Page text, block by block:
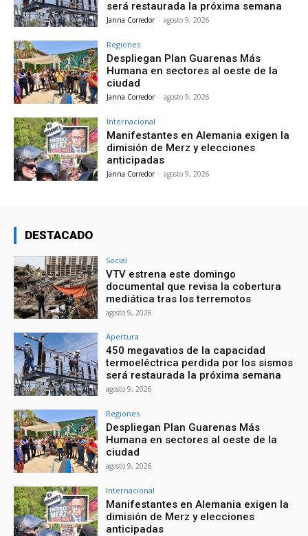
será restaurada la próxima semana
Janna Corredor - agosto 9, 2026
Regiones
Despliegan Plan Guarenas Más
Humana en sectores al oeste de la
ciudad
Janna Corredor - agosto 9, 2026
Internacional
Manifestantes en Alemania exigen la
dimisión de Merz y elecciones
anticipadas
Janna Corredor - agosto 9, 2026
DESTACADO
Social
VTV estrena este domingo
documental que revisa la cobertura
mediática tras los terremotos
agosto 9, 2026
Apertura
450 megavatios de la capacidad
termoeléctrica perdida por los sismos
será restaurada la próxima semana
agosto 9, 2026
Regiones
Despliegan Plan Guarenas Más
Humana en sectores al oeste de la
ciudad
agosto 9, 2026
Internacional
Manifestantes en Alemania exigen la
dimisión de Merz y elecciones
anticipadas